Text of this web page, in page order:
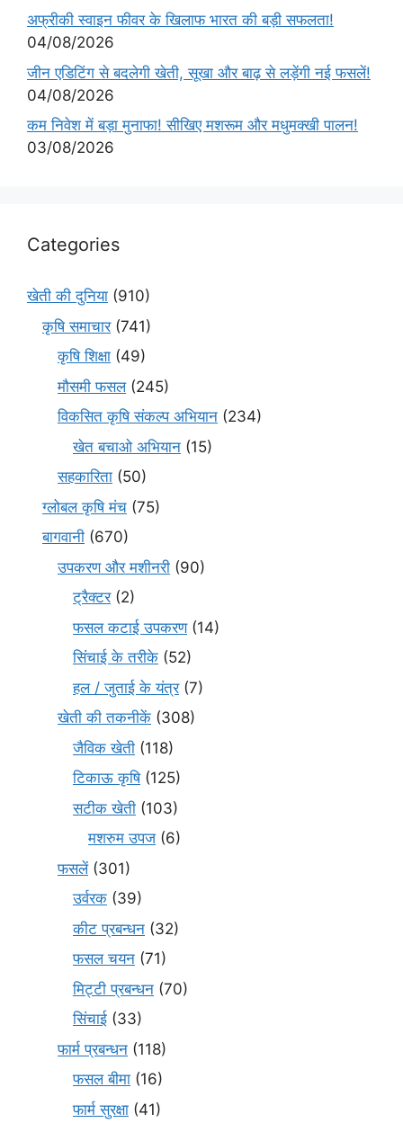
अफ्रीकी स्वाइन फीवर के खिलाफ भारत की बड़ी सफलता!
04/08/2026
जीन एडिटिंग से बदलेगी खेती, सूखा और बाढ़ से लड़ेंगी नई फसलें!
04/08/2026
कम निवेश में बड़ा मुनाफा! सीखिए मशरूम और मधुमक्खी पालन!
03/08/2026
Categories
खेती की दुनिया (910)
कृषि समाचार(741)
कृषि शिक्षा (49)
मौसमी फसल(245)
विकसित कृषि संकल्प अभियान (234)
खेत बचाओ अभियान (15)
सहकारिता (50)
ग्लोबल कृषि मंच (75)
बागवानी (670)
उपकरण और मशीनरी (90)
ट्रैक्टर(2)
फसल कटाई उपकरण(14)
सिंचाई के तरीके (52)
हल / जुताई के यंत्र(7)
खेती की तकनीकें (308)
जैविक खेती (118)
टिकाऊ कृषि(125)
सटीक खेती (103)
मशरुम उपज (6)
फसलें(301)
उर्वरक (39)
कीट प्रबन्धन (32)
फसल चयन (71)
मि‌ट्टी प्रबन्धन (70)
सिंचाई (33)
फार्म प्रबन्धन (118)
फसल बीमा (16)
फार्म सुरक्षा (41)